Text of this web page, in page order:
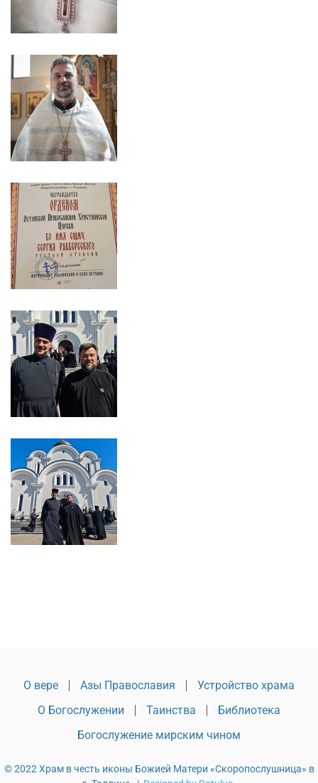
О вере Азы Православия
Устройство храма
О Богослужении
Таинства
Библиотека
Богослужение мирским чином
© 2022 Храм в честь иконы Божией Матери «Скоропослушница» в